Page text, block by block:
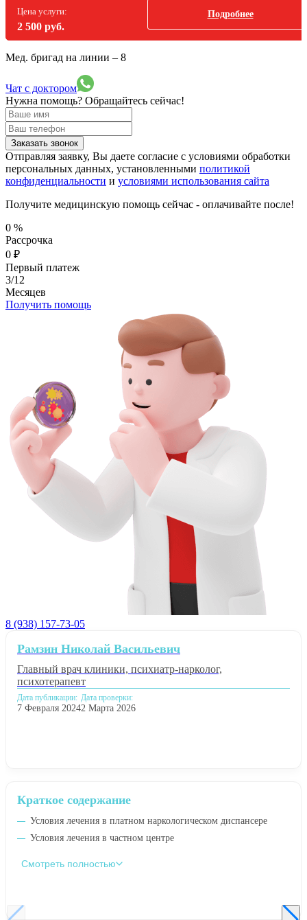
Цена услуги:
2 500 руб.
Подробнее
Мед. бригад на линии – 8
Чат с доктором
Нужна помощь? Обращайтесь сейчас!
Заказать звонок
Отправляя заявку, Вы даете согласие с условиями обработки
персональных данных, установленными политикой
конфиденциальности и условиями использования сайта
Получите медицинскую помощь сейчас - оплачивайте после!
0 %
Рассрочка
0 ₽
Первый платеж
3/12
Месяцев
Получить помощь
8 (938) 157-73-05
Краткое содержание
Условия лечения в платном наркологическом диспансере
Условия лечения в частном центре
Смотреть полностью
Рамзин Николай Васильевич
Главный врач клиники, психиатр-нарколог,
психотерапевт
Дата публикации:
7 Февраля 2024
Дата проверки:
2 Марта 2026